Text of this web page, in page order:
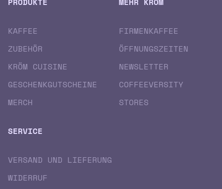
KAFFEE
ZUBEHÖR
KRÖM CUISINE
GESCHENK­GUTSCHEINE
MERCH
FIRMENKAFFEE
ÖFFNUNGSZEITEN
NEWSLETTER
COFFEEVERSITY
STORES
SERVICE
VERSAND UND LIEFERUNG
WIDERRUF